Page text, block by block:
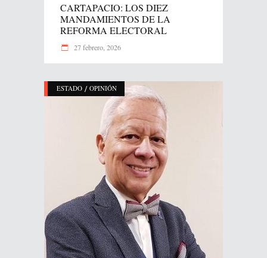
CARTAPACIO: LOS DIEZ
MANDAMIENTOS DE LA
REFORMA ELECTORAL
27 febrero, 2026
ESTADO / OPINIÓN